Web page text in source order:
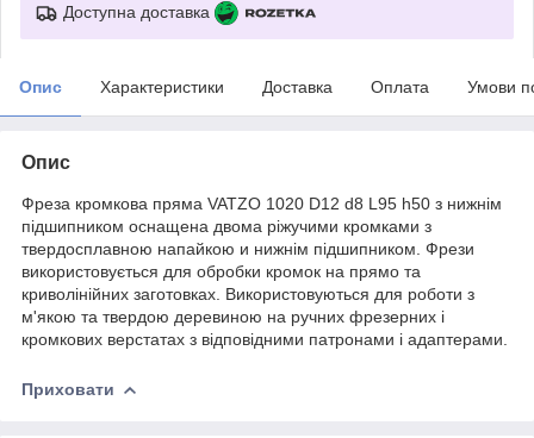
Доступна доставка
Опис Характеристики Доставка Оплата Умови
Опис
Фреза кромкова пряма VATZO 1020 D12 d8 L95 h50 з нижнім
підшипником оснащена двома ріжучими кромками з
твердосплавною напайкою и нижнім підшипником. Фрези
використовується для обробки кромок на прямо та
криволінійних заготовках. Використовуються для роботи з
м'якою та твердою деревиною на ручних фрезерних і
кромкових верстатах з відповідними патронами і адаптерами.
Приховати